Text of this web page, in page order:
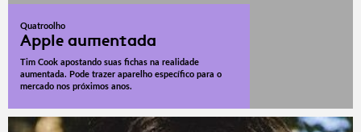
Quatroolho
Apple aumentada
Tim Cook apostando suas fichas na realidade
aumentada. Pode trazer aparelho específico para o
mercado nos próximos anos.